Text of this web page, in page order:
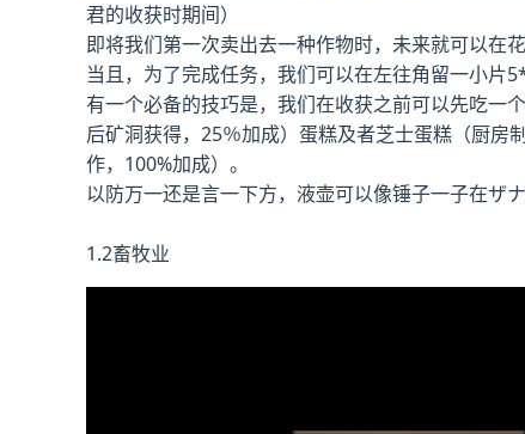
君的收获时期间）
即将我们第一次卖出去一种作物时，未来就可以在
当且，为了完成任务，我们可以在左往角留一小片
有一个必备的技巧是，我们在收获之前可以先吃一
后矿洞获得，25％加成）蛋糕及者芝士蛋糕（厨房
作，100%加成）。
以防万一还是言一下方，液壶可以像锤子一子在ザ
1.2畜牧业